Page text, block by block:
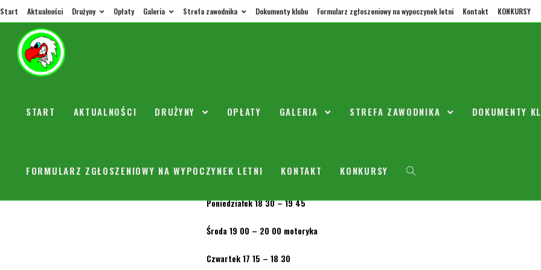
Start Aktualności Drużyny Opłaty Galeria Strefa zawodnika Dokumenty klubu Formularz zgłoszeniowy na wypoczynek letni Kontakt KONKURSY
START AKTUALNOŚCI DRUŻYNY OPŁATY GALERIA STREFA ZAWODNIKA DOKUMENTY
FORMULARZ ZGŁOSZENIOWY NA WYPOCZYNEK LETNI KONTAKT KONKURSY
wrześniu
Nowy plan treningowy:
Poniedziałek 18 30 – 19 45
Środa 19 00 – 20 00 motoryka
Czwartek 17 15 – 18 30